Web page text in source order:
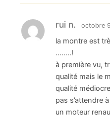
rui n. octobre
la montre est
……..!
à première vu,
qualité mais le
qualité
pas s’attendre
un moteur